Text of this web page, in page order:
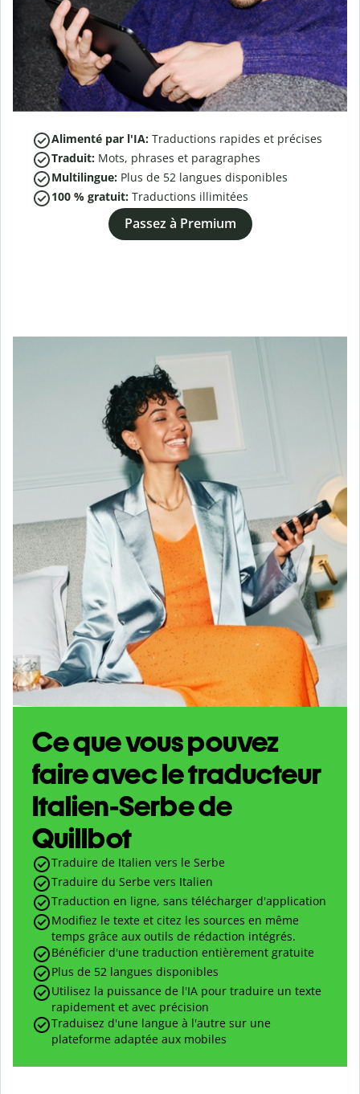
Alimenté par l'IA: Traductions rapides et précises
Traduit: Mots, phrases et paragraphes
Multilingue: Plus de 52 langues disponibles
100 % gratuit: Traductions illimitées
Passez à Premium
Ce que vous pouvez
faire avec le traducteur
Italien-Serbe de
Quillbot
Traduire de Italien vers le Serbe
Traduire du Serbe vers Italien
Traduction en ligne, sans télécharger d'application
Modifiez le texte et citez les sources en même
temps grâce aux outils de rédaction intégrés.
Bénéficier d'une traduction entièrement gratuite
Plus de 52 langues disponibles
Utilisez la puissance de l'IA pour traduire un texte
rapidement et avec précision
Traduisez d'une langue à l'autre sur une
plateforme adaptée aux mobiles